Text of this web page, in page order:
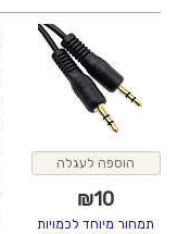
הוספה לעגלה
₪10
תמחור מיוחד לכמויות